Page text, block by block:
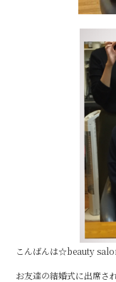
こんばんは☆beauty
お友達の結婚式に出席さ